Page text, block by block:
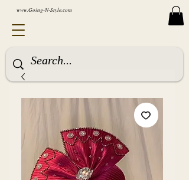
www.Going-N-Style.com